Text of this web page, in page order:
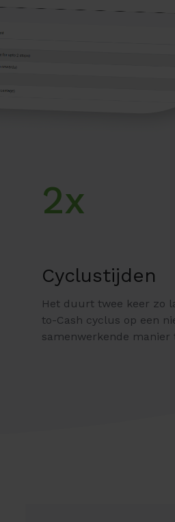
2x
Cyclustijden
Het duurt twee keer zo
to-Cash cyclus op een
samenwerkende manier